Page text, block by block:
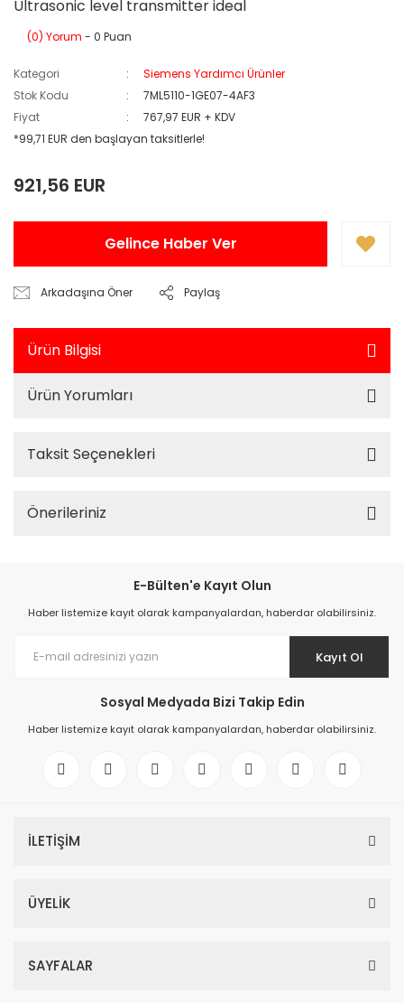
Ultrasonic level transmitter ideal
(0) Yorum - 0 Puan
Kategori
Siemens Yardımcı Ürünler
Stok Kodu
7ML5110-1GE07-4AF3
Fiyat
767,97 EUR + KDV
*99,71 EUR den başlayan taksitlerle!
921,56 EUR
Gelince Haber Ver
Arkadaşına Öner Paylaş
Ürün Bilgisi
Ürün Yorumları
Taksit Seçenekleri
Önerileriniz
E-Bülten'e Kayıt Olun
Haber listemize kayıt olarak kampanyalardan, haberdar olabilirsiniz.
Kayıt Ol
Sosyal Medyada Bizi Takip Edin
Haber listemize kayıt olarak kampanyalardan, haberdar olabilirsiniz.
İLETİŞİM
ÜYELİK
SAYFALAR